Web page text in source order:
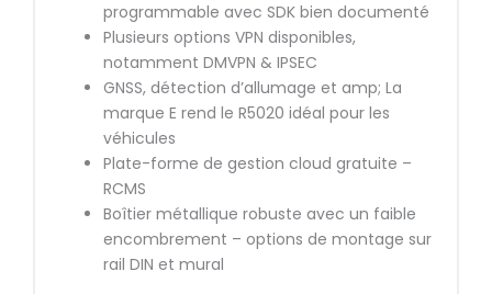
programmable avec SDK bien documenté
Plusieurs options VPN disponibles,
notamment DMVPN & IPSEC
GNSS, détection d’allumage et amp; La
marque E rend le R5020 idéal pour les
véhicules
Plate-forme de gestion cloud gratuite –
RCMS
Boîtier métallique robuste avec un faible
encombrement – options de montage sur
rail DIN et mural